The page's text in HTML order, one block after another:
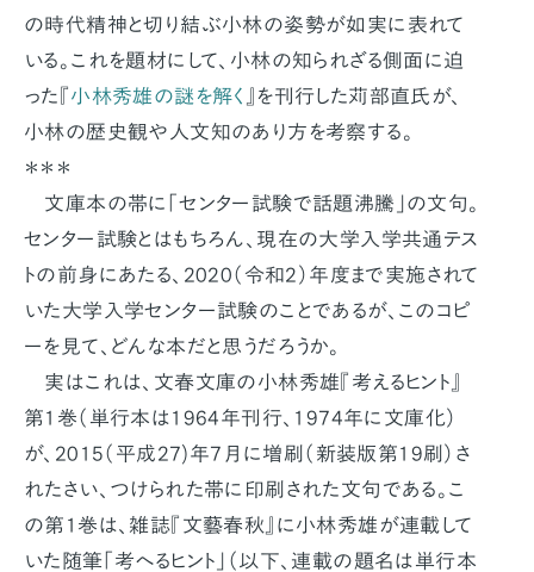
の時代精神と切り結ぶ小林の姿勢が如実に表れて
いる。これを題材にして、小林の知られざる側面に迫
った『小林秀雄の謎を解く
』を刊行した苅部直氏が、
小林の歴史観や人文知のあり方を考察する。
＊＊＊
文庫本の帯に「センター試験で話題沸騰」の文句。
センター試験とはもちろん、現在の大学入学共通テス
トの前身にあたる、2020（令和2）年度まで実施されて
いた大学入学センター試験のことであるが、このコピ
ーを見て、どんな本だと思うだろうか。
実はこれは、文春文庫の小林秀雄『考えるヒント』
第1巻（単行本は1964年刊行、1974年に文庫化）
が、2015（平成27)年7月に増刷（新装版第19刷）さ
れたさい、つけられた帯に印刷された文句である。こ
の第1巻は、雑誌『文藝春秋』に小林秀雄が連載して
いた随筆「考へるヒント」（以下、連載の題名は単行本